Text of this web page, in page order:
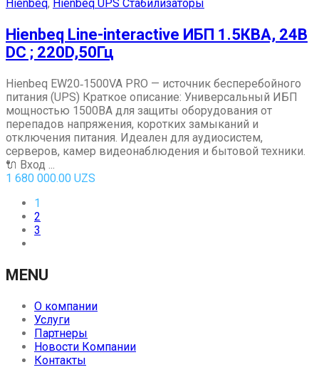
Hienbeq, Hienbeq UPS Стабилизаторы
Hienbeq Line-interactive ИБП 1.5КВА, 24В
DC ; 220D,50Гц
Hienbeq EW20‑1500VA PRO — источник бесперебойного
питания (UPS) Краткое описание: Универсальный ИБП
мощностью 1500ВА для защиты оборудования от
перепадов напряжения, коротких замыканий и
отключения питания. Идеален для аудиосистем,
серверов, камер видеонаблюдения и бытовой техники.
🔌 Вход ...
1 680 000.00 UZS
1
2
3
MENU
О компании
Услуги
Партнеры
Новости Компании
Контакты